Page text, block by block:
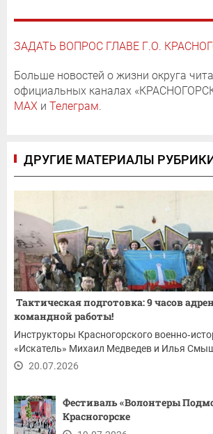
ЗАДАТЬ ВОПРОС ГЛАВЕ Г.О.
Больше новостей о жизни округа
официальных каналах
MAX и Телеграм.
ДРУГИЕ МАТЕРИАЛЫ
Тактическая подготовка: 9 часов
командной работы!
Инструкторы Красногорского
«Искатель» Михаил Медведев и Илья
20.07.2026
Фестиваль «Волонтеры
Красногорске